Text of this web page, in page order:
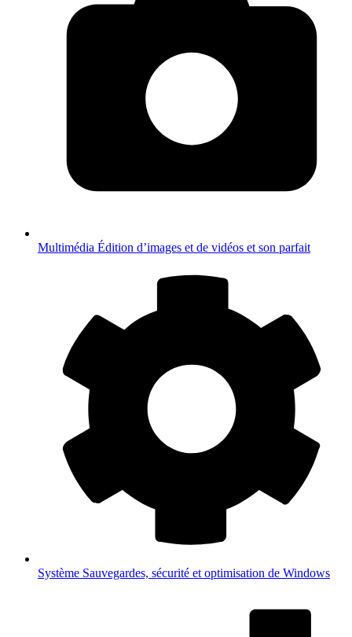
Multimédia Édition d’images et de vidéos et son parfait
Système Sauvegardes, sécurité et optimisation de Windows